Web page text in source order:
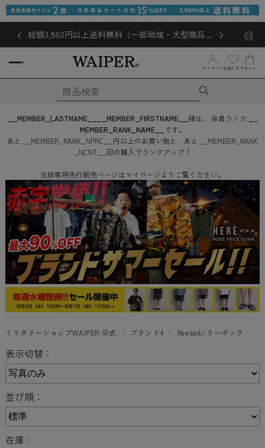
総額3,980円以上送料無料（一部地域・大型商品対
マイページ お気に入り カート
__MEMBER_LASTNAME__ __MEMBER_FIRSTNAME__ 様は、 会員ランク:
MEMBER_RANK_NAME__ です。
あと
__MEMBER_RANK_NPRC__ 円以上のお買い物と、あと
__MEMBER_RANK
_NCNT__ 回の購入でランクアップ！
元帥専用先行販売ページはマイページよりご覧ください。
ミリタリーショップWAIPER 公式 ブランド4 Reebok/リーボック
表示切替：
並び順：
在庫：